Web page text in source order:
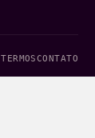
TERMOSCONTATO